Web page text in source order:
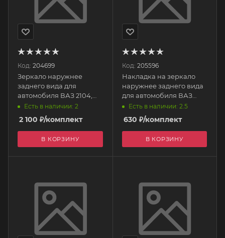
Код: 204699
Зеркало наружнее
заднего вида для
автомобиля ВАЗ 2104,
05, 07 2шт. Черные
00000009 РОС ЛЮКС
Есть в наличии: 2
2 100 ₽/комплект
В КОРЗИНУ
Код: 205596
Накладка на зеркало
наружнее заднего вида
для автомобиля ВАЗ
21704 (не крашен) 2шт.
2170-8201232-10/33-10
ПЛАСТИК
Есть в наличии: 2.5
630 ₽/комплект
В КОРЗИНУ